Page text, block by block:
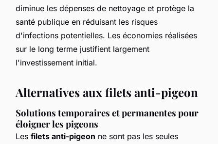
diminue les dépenses de nettoyage et protège la
santé publique en réduisant les risques
d'infections potentielles. Les économies réalisées
sur le long terme justifient largement
l'investissement initial.
Alternatives aux filets anti-pigeon
Solutions temporaires et permanentes pour
éloigner les pigeons
Les filets anti-pigeon ne sont pas les seules